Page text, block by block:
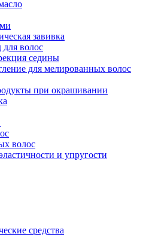
завивка
волос
седины
для мелированных волос
при окрашивании
волос
и упругости
средства